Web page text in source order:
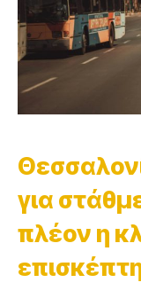
για
πλέον η